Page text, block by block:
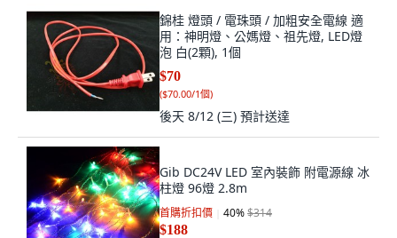
錦桂 燈頭 / 電珠頭 / 加粗安全電線 適
用：神明燈、公媽燈、祖先燈, LED燈
泡 白(2顆), 1個
$70
($70.00/1個)
後天 8/12 (三) 預計送達
Gib DC24V LED 室內裝飾 附電源線 冰
柱燈 96燈 2.8m
首購折扣價 40%$314
$188